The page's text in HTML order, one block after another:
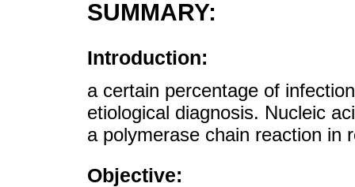
SUMMARY:
Introduction:
a certain percentage of
etiological diagnosis. Nucleic
a polymerase chain reaction in
Objective: